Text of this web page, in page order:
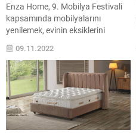
Enza Home, 9. Mobilya Festivali
kapsamında mobilyalarını
yenilemek, evinin eksiklerini
tamamlamak isteyenler için
kaçırılmayacak fırsatlar sunuyor.
Bir mobilyadan daha fazlasını
arayanlara benzersiz tasarımlar
sunan Enza Home, düzenli olarak
yılda bir kere gerçekleştirdiği
Mobilya Festivali’nin
dokuzuncusunu başlattı. 1-30
09.11.2022